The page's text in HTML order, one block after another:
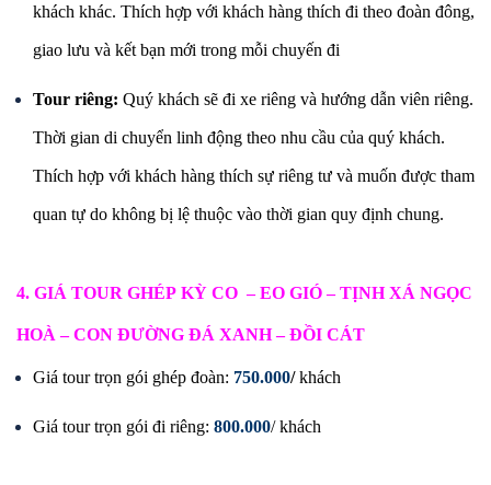
khách khác. Thích hợp với khách hàng thích đi theo đoàn đông,
giao lưu và kết bạn mới trong mỗi chuyến đi
Tour riêng: Quý khách sẽ đi xe riêng và hướng dẫn viên riêng.
Thời gian di chuyển linh động theo nhu cầu của quý khách.
Thích hợp với khách hàng thích sự riêng tư và muốn được tham
quan tự do không bị lệ thuộc vào thời gian quy định chung.
4. GIÁ TOUR GHÉP KỲ CO – EO GIÓ – TỊNH XÁ NGỌC
HOÀ – CON ĐƯỜNG ĐÁ XANH – ĐỒI CÁT
Giá tour trọn gói ghép đoàn: 750.000/khách
Giá tour trọn gói đi riêng: 800.000/ khách